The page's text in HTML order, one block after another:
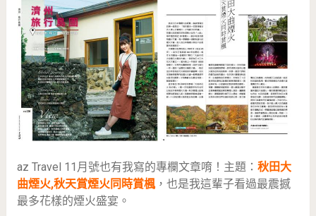
az Travel 11月號也有我寫的專欄文章唷！主題： 秋田大
曲煙火,秋天賞煙火同時賞楓，也是我這輩子看過最震撼
最多花樣的煙火盛宴。